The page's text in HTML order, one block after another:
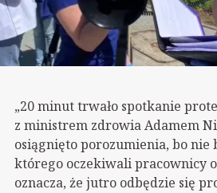
„20 minut trwało spotkanie
z ministrem zdrowia Adamem
osiągnięto porozumienia, bo nie
którego oczekiwali pracownicy
oznacza, że jutro odbędzie się